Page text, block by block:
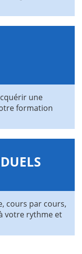
une
formation
cours par cours,
votre rythme et